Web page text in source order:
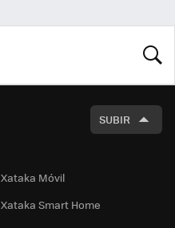
SUBIR
Xataka Móvil
Xataka Smart Home